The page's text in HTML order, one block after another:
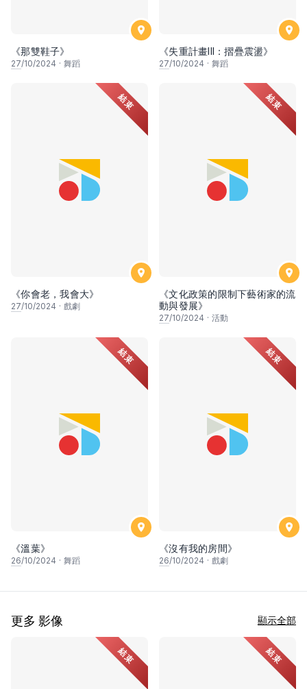
《那雙鞋子》
27/10/2024 · 舞蹈
《失重計畫III：摺疊震盪》
27/10/2024 · 舞蹈
結束
《你會老，我會大》
27/10/2024 · 戲劇
結束
《文化政策的限制下藝術家的流
動與發展》
27/10/2024 · 活動
結束
《溫葉》
26/10/2024 · 舞蹈
結束
《沒有我的房間》
26/10/2024 · 戲劇
更多 影像 顯示全部
結束 結束